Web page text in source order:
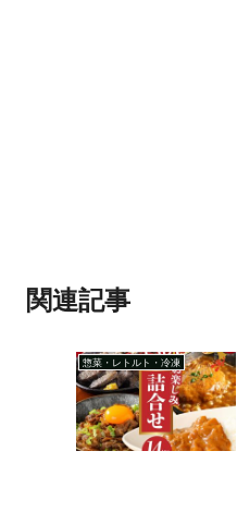
関連記事
惣菜・レトルト・冷凍